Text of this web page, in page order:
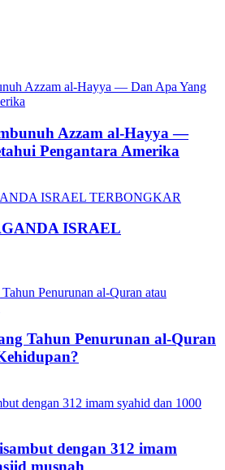
Azzam al-Hayya —
Pengantara Amerika
ISRAEL
Tahun Penurunan al-Quran
dengan 312 imam
musnah